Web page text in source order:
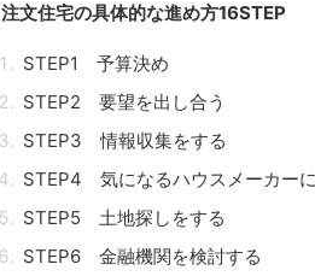
注文住宅の具体的な進め方16STEP
STEP1 予算決め
STEP2 要望を出し合う
STEP3 情報収集をする
STEP4 気になるハウスメーカー
STEP5 土地探しをする
STEP6 金融機関を検討する